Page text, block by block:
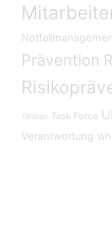
Prävention
Taliban Task Force
Verantwortung